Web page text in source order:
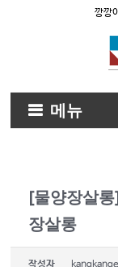
깡깡
메뉴
[물양장살
장살롱
작성자